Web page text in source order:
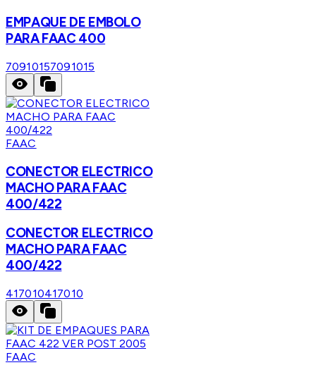
EMPAQUE DE EMBOLO
PARA FAAC 400
70910157091015
FAAC
CONECTOR ELECTRICO
MACHO PARA FAAC
400/422
CONECTOR ELECTRICO
MACHO PARA FAAC
400/422
417010417010
FAAC